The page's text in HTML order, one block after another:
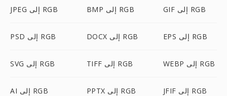
JPEG إلى RGB BMP إلى RGB GIF إلى RGB
PSD إلى RGB DOCX إلى RGB EPS إلى RGB
SVG إلى RGB TIFF إلى RGB WEBP إلى RGB
AI إلى RGB PPTX إلى RGB JFIF إلى RGB